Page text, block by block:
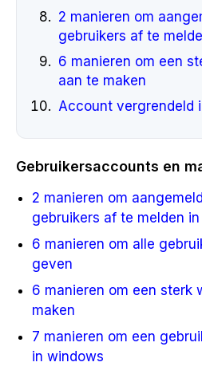
2 manieren om
gebruikers af te
6 manieren om een
aan te maken
Account vergrendeld
Gebruikersaccounts en
2 manieren om
gebruikers af te melden
6 manieren om alle
geven
6 manieren om een sterk
maken
7 manieren om een
in windows